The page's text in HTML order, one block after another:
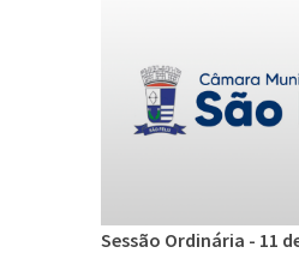
Sessão Ordinária - 11